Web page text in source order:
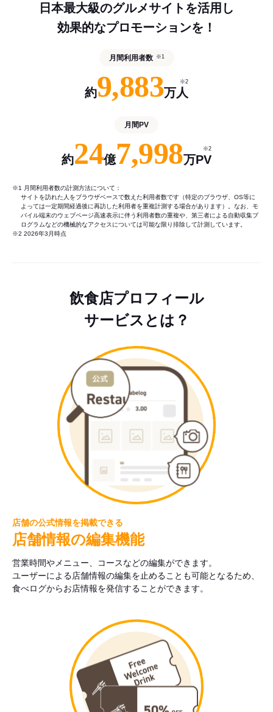
日本最大級のグルメサイトを活用し
効果的なプロモーションを！
月間利用者数 ※1
約9,883万人
※2
月間PV
約24億7,998万PV
※2
※1 月間利用者数の計測方法について：
サイトを訪れた人をブラウザベースで数えた利用者数です（特定のブラウザ、OS等に
よっては一定期間経過後に再訪した利用者を重複計測する場合があります）。なお、モ
バイル端末のウェブページ高速表示に伴う利用者数の重複や、第三者による自動収集プ
ログラムなどの機械的なアクセスについては可能な限り排除して計測しています。
※2 2026年3月時点
飲食店プロフィール
サービスとは？
店舗の公式情報を掲載できる
店舗情報の編集機能
営業時間やメニュー、コースなどの編集ができます。
ユーザーによる店舗情報の編集を止めることも可能となるため、
食べログからお店情報を発信することができます。